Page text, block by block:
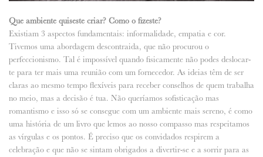
Que ambiente quiseste criar? Como o fizeste?
Existiam 3 aspectos fundamentais: informalidade, empatia e cor.
Tivemos uma abordagem descontraida, que não procurou o
perfeccionismo. Tal é impossível quando fisicamente não podes deslocar-
te para ter mais uma reunião com um fornecedor. As ideias têm de ser
claras ao mesmo tempo flexíveis para receber conselhos de quem trabalha
no meio, mas a decisão é tua. Não queríamos sofisticação mas
romantismo e isso só se consegue com um ambiente mais sereno, é como
uma história de um livro que lemos ao nosso compasso mas respeitamos
as vírgulas e os pontos. É preciso que os convidados respirem a
celebração e que não se sintam obrigados a divertir-se e a sorrir para as